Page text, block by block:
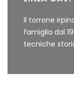
Il torrone
famiglia dal
tecniche